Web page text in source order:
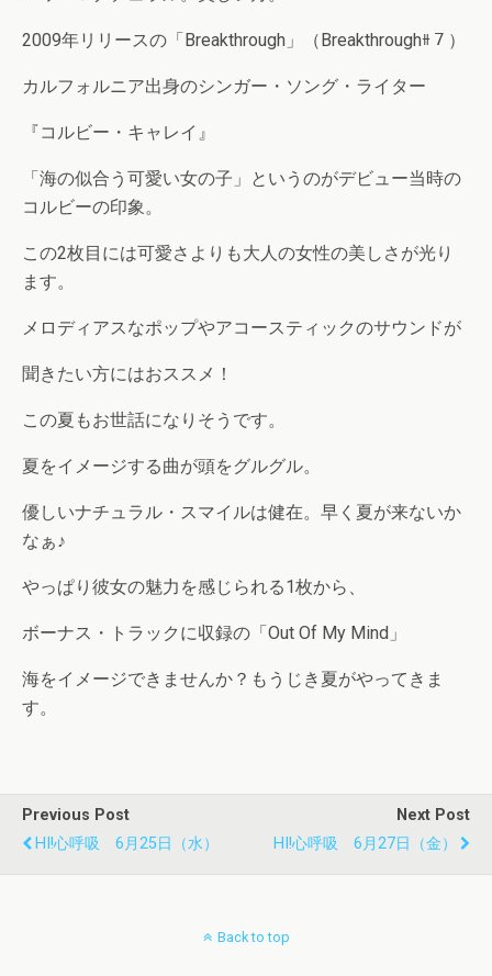
2009年リリースの「Breakthrough」（Breakthrough⧺７）
カルフォルニア出身のシンガー・ソング・ライター
『コルビー・キャレイ』
「海の似合う可愛い女の子」というのがデビュー当時の
コルビーの印象。
この2枚目には可愛さよりも大人の女性の美しさが光り
ます。
メロディアスなポップやアコースティックのサウンドが
聞きたい方にはおススメ！
この夏もお世話になりそうです。
夏をイメージする曲が頭をグルグル。
優しいナチュラル・スマイルは健在。早く夏が来ないか
なぁ♪
やっぱり彼女の魅力を感じられる1枚から、
ボーナス・トラックに収録の「Out Of My Mind」
海をイメージできませんか？もうじき夏がやってきま
す。
Previous Post
HI!心呼吸 6月25日（水）
Next Post
HI!心呼吸 6月27日（金）
Back to top